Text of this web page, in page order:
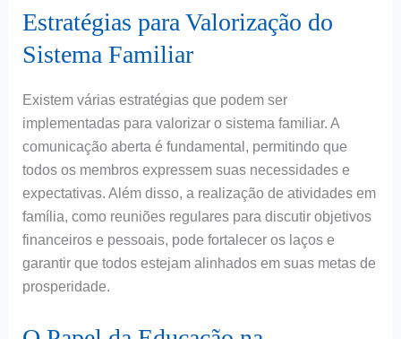
Estratégias para Valorização do
Sistema Familiar
Existem várias estratégias que podem ser
implementadas para valorizar o sistema familiar. A
comunicação aberta é fundamental, permitindo que
todos os membros expressem suas necessidades e
expectativas. Além disso, a realização de atividades em
família, como reuniões regulares para discutir objetivos
financeiros e pessoais, pode fortalecer os laços e
garantir que todos estejam alinhados em suas metas de
prosperidade.